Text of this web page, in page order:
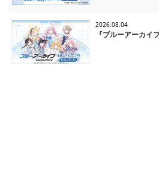
2026.08.04
『ブルーアーカイ